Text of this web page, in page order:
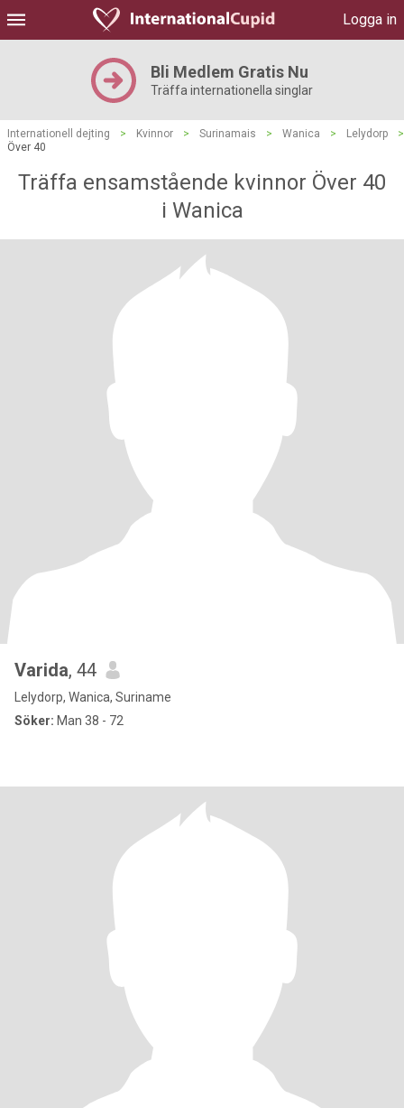
Logga in
Bli Medlem Gratis Nu
Träffa internationella singlar
Internationell dejting > Kvinnor > Surinamais > Wanica > Lelydorp
>
Över 40
Träffa ensamstående kvinnor Över 40
i Wanica
Varida, 44
Lelydorp, Wanica, Suriname
Söker: Man 38 - 72